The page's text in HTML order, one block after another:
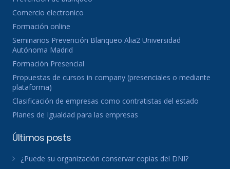
Comercio electronico
Formación online
Seminarios Prevención Blanqueo Alia2 Universidad
Autónoma Madrid
Formación Presencial
Propuestas de cursos in company (presenciales o mediante
plataforma)
Clasificación de empresas como contratistas del estado
Planes de Igualdad para las empresas
Últimos posts
¿Puede su organización conservar copias del DNI?